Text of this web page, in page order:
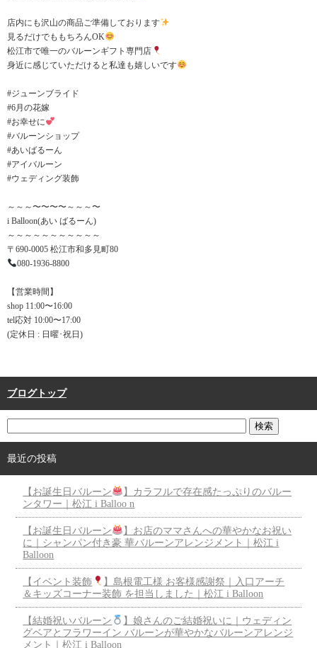
店内にも沢山の商品ご準備しております
見るだけでももちろんOK
松江市で唯一のバルーンギフト専門店
身近に感じていただけると私達も嬉しいです
#ジューンブライド
#6月の花嫁
#お幸せに
#バルーンショップ
#あいばるーん
#アイバルーン
#ウェディング装飾
～～～〜〜〜〜～～～〜
i Balloon(あい ばるーん)
～～～～～～～～～～～
〒690-0005 松江市和多見町80
080-1936-8800
【営業時間】
shop 11:00〜16:00
tel応対 10:00〜17:00
(定休日 : 日曜･祝日)
ブログトップ
最近の投稿
【お誕生日バルーン
】カラフルで存在感たっぷりのバルー
ンタワー｜松江 i Balloo n
【お誕生日バルーン
】お店のママさんへの華やかなお祝い
に｜シャンパン付き豪 華バルーンアレンジメント｜松江 i
Balloon
【イベント装飾
】島根電工様 お客様感謝祭｜入口アーチ
＆キッズコーナー装飾 を担当しました｜松江 i Balloon
【結婚祝いバルーン
】娘さんのご結婚祝いに｜ウェディン
グベアとフラワーイン バルーンが華やかなバルーンアレンジ
メント｜松江 i Balloon